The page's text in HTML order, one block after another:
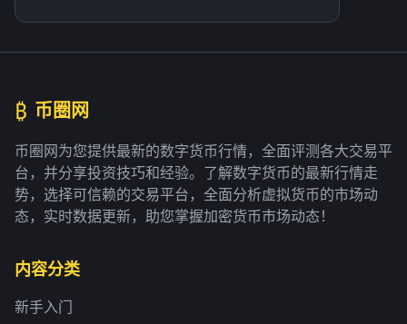
₿ 币圈网
币圈网为您提供最新的数字货币行情，全面评测各大交易平
台，并分享投资技巧和经验。了解数字货币的最新行情走
势，选择可信赖的交易平台，全面分析虚拟货币的市场动
态，实时数据更新，助您掌握加密货币市场动态！
内容分类
新手入门